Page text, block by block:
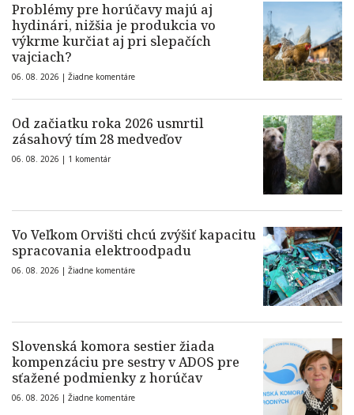
Problémy pre horúčavy majú aj
hydinári, nižšia je produkcia vo
výkrme kurčiat aj pri slepačích
vajciach?
06. 08. 2026 | Žiadne komentáre
Od začiatku roka 2026 usmrtil
zásahový tím 28 medveďov
06. 08. 2026 | 1 komentár
Vo Veľkom Orvišti chcú zvýšiť kapacitu
spracovania elektroodpadu
06. 08. 2026 | Žiadne komentáre
Slovenská komora sestier žiada
kompenzáciu pre sestry v ADOS pre
sťažené podmienky z horúčav
06. 08. 2026 | Žiadne komentáre